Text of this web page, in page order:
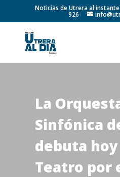
Noticias de Utrera al instante
926
La
Sinfónica
debuta
Teatro por